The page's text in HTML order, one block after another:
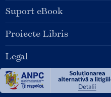
Suport eBook
Proiecte Libris
Legal